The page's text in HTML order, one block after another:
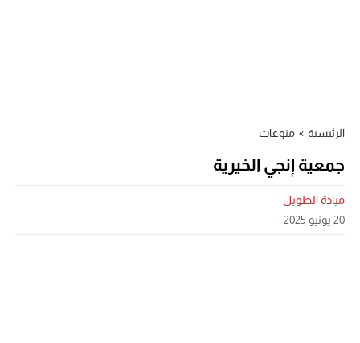
الرئيسية » منوعات
جمعية إنجي الخيرية
ميادة الطويل
20 يونيو 2025